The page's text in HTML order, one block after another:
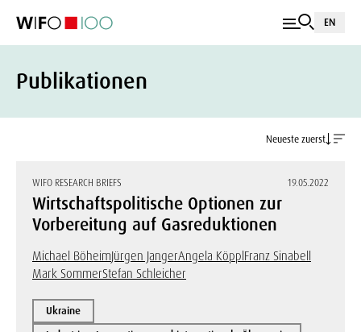
EN
Publikationen
Neueste zuerst
WIFO RESEARCH BRIEFS 19.05.2022
Wirtschaftspolitische Optionen zur
Vorbereitung auf Gasreduktionen
Michael BöheimJürgen JangerAngela KöpplFranz Sinabell
Mark SommerStefan Schleicher
Ukraine